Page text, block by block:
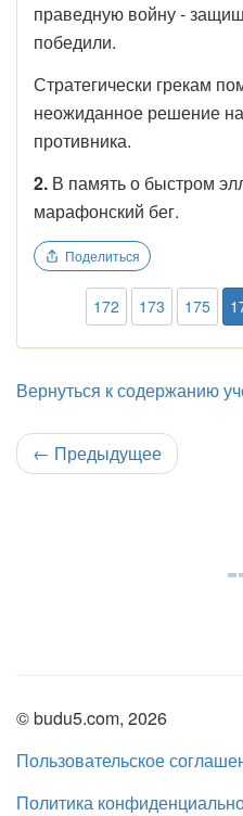
праведную войну -
победили.
Стратегически грекам
неожиданное решение
противника.
2. В память о быстром
марафонский бег.
Поделиться
172 173 175
Вернуться к содержанию
← Предыдущее
© budu5.com, 2026
Пользовательское
Политика